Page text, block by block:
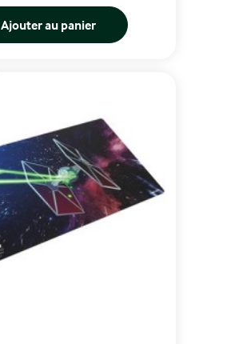
Ajouter au panier